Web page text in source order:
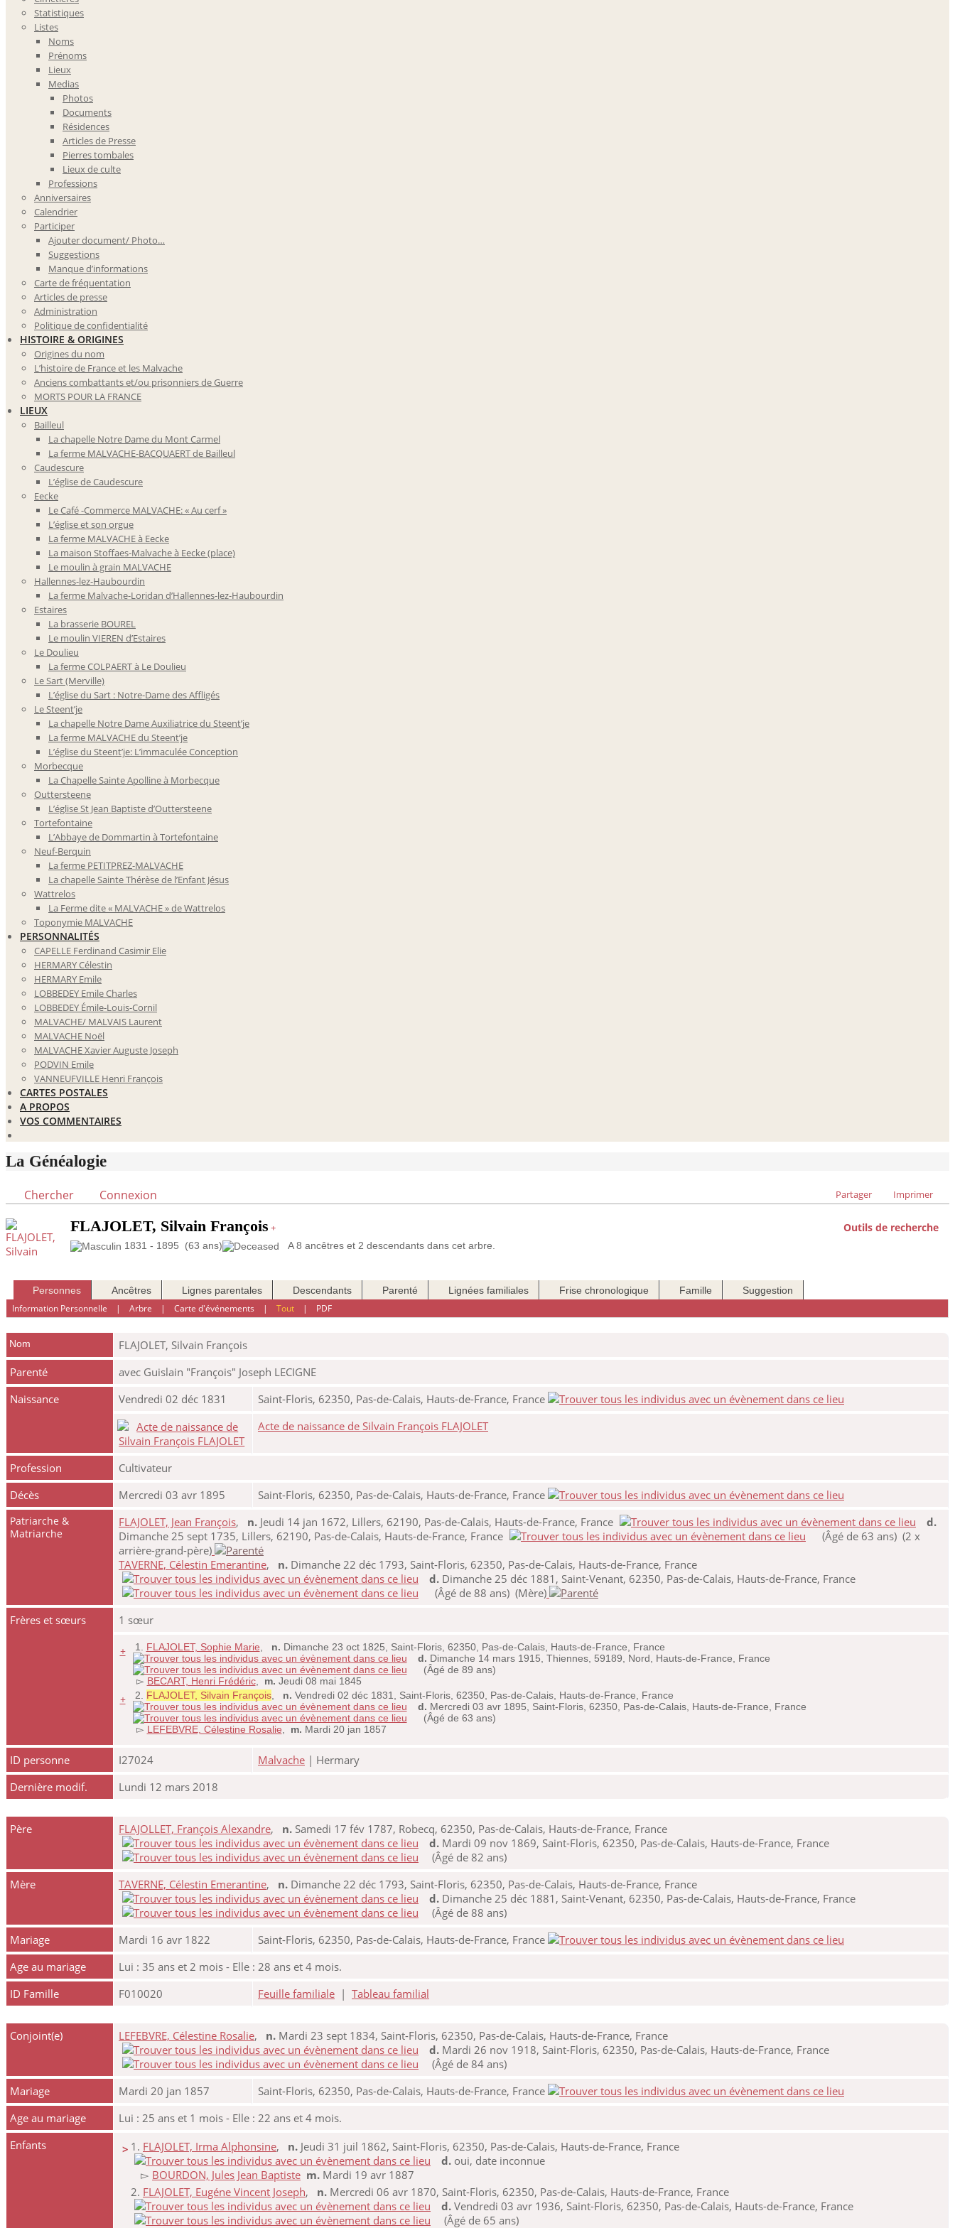
Statistiques
Listes
Noms
Prénoms
Lieux
Medias
Photos
Documents
Résidences
Articles de Presse
Pierres tombales
Lieux de culte
Professions
Anniversaires
Calendrier
Participer
Ajouter document/ Photo…
Suggestions
Manque d’informations
Carte de fréquentation
Articles de presse
Administration
Politique de confidentialité
HISTOIRE & ORIGINES
Origines du nom
L’histoire de France et les Malvache
Anciens combattants et/ou prisonniers de Guerre
MORTS POUR LA FRANCE
LIEUX
Bailleul
La chapelle Notre Dame du Mont Carmel
La ferme MALVACHE-BACQUAERT de Bailleul
Caudescure
L’église de Caudescure
Eecke
Le Café -Commerce MALVACHE: « Au cerf »
L’église et son orgue
La ferme MALVACHE à Eecke
La maison Stoffaes-Malvache à Eecke (place)
Le moulin à grain MALVACHE
Hallennes-lez-Haubourdin
La ferme Malvache-Loridan d’Hallennes-lez-Haubourdin
Estaires
La brasserie BOUREL
Le moulin VIEREN d’Estaires
Le Doulieu
La ferme COLPAERT à Le Doulieu
Le Sart (Merville)
L’église du Sart : Notre-Dame des Affligés
Le Steent’je
La chapelle Notre Dame Auxiliatrice du Steent’je
La ferme MALVACHE du Steent’je
L’église du Steent’je: L’immaculée Conception
Morbecque
La Chapelle Sainte Apolline à Morbecque
Outtersteene
L’église St Jean Baptiste d’Outtersteene
Tortefontaine
L’Abbaye de Dommartin à Tortefontaine
Neuf-Berquin
La ferme PETITPREZ-MALVACHE
La chapelle Sainte Thérèse de l’Enfant Jésus
Wattrelos
La Ferme dite « MALVACHE » de Wattrelos
Toponymie MALVACHE
PERSONNALITÉS
CAPELLE Ferdinand Casimir Elie
HERMARY Célestin
HERMARY Emile
LOBBEDEY Emile Charles
LOBBEDEY Émile-Louis-Cornil
MALVACHE/ MALVAIS Laurent
MALVACHE Noël
MALVACHE Xavier Auguste Joseph
PODVIN Emile
VANNEUFVILLE Henri François
CARTES POSTALES
A PROPOS
VOS COMMENTAIRES
La Généalogie
Chercher Connexion Partager Imprimer
Outils de recherche
FLAJOLET, Silvain François +
1831 - 1895 (63 ans) A 8 ancêtres et 2 descendants dans cet arbre.
Personnes Ancêtres Lignes parentales Descendants Parenté Lignées familiales Frise chronologique Famille Suggestion
Information Personnelle |Arbre |Carte d'événements |Tout | PDF
Nom FLAJOLET, Silvain François
Parenté
avec Guislain "François" Joseph LECIGNE
Naissance
Vendredi 02 déc 1831
Saint-Floris, 62350, Pas-de-Calais, Hauts-de-France, France
Acte de naissance de Silvain François FLAJOLET
Profession
Cultivateur
Décès
Mercredi 03 avr 1895 Saint-Floris, 62350, Pas-de-Calais, Hauts-de-France, France
Patriarche &
Matriarche
FLAJOLET, Jean François, n. Jeudi 14 jan 1672, Lillers, 62190, Pas-de-Calais, Hauts-de-France, France
d.
Dimanche 25 sept 1735, Lillers, 62190, Pas-de-Calais, Hauts-de-France, France
(Âgé de 63 ans) (2 x
arrière-grand-père)
TAVERNE, Célestin Emerantine, n. Dimanche 22 déc 1793, Saint-Floris, 62350, Pas-de-Calais, Hauts-de-France, France
d. Dimanche 25 déc 1881, Saint-Venant, 62350, Pas-de-Calais, Hauts-de-France, France
(Âgé de 88 ans) (Mère)
Frères et sœurs
1 sœur
+ 1. FLAJOLET, Sophie Marie, n. Dimanche 23 oct 1825, Saint-Floris, 62350, Pas-de-Calais, Hauts-de-France, France
d. Dimanche 14 mars 1915, Thiennes, 59189, Nord, Hauts-de-France, France
(Âgé de 89 ans)
▻ BECART, Henri Frédéric, m. Jeudi 08 mai 1845
+ 2. FLAJOLET, Silvain François, n. Vendredi 02 déc 1831, Saint-Floris, 62350, Pas-de-Calais, Hauts-de-France, France
d. Mercredi 03 avr 1895, Saint-Floris, 62350, Pas-de-Calais, Hauts-de-France, France
(Âgé de 63 ans)
▻ LEFEBVRE, Célestine Rosalie, m. Mardi 20 jan 1857
ID personne I27024 Malvache | Hermary
Dernière modif.
Lundi 12 mars 2018
Père FLAJOLLET, François Alexandre, n. Samedi 17 fév 1787, Robecq, 62350, Pas-de-Calais, Hauts-de-France, France
d. Mardi 09 nov 1869, Saint-Floris, 62350, Pas-de-Calais, Hauts-de-France, France
(Âgé de 82 ans)
Mère
TAVERNE, Célestin Emerantine, n. Dimanche 22 déc 1793, Saint-Floris, 62350, Pas-de-Calais, Hauts-de-France, France
d. Dimanche 25 déc 1881, Saint-Venant, 62350, Pas-de-Calais, Hauts-de-France, France
(Âgé de 88 ans)
Mariage
Mardi 16 avr 1822
Saint-Floris, 62350, Pas-de-Calais, Hauts-de-France, France
Age au mariage
Lui : 35 ans et 2 mois - Elle : 28 ans et 4 mois.
ID Famille
F010020 Feuille familiale | Tableau familial
Conjoint(e) LEFEBVRE, Célestine Rosalie, n. Mardi 23 sept 1834, Saint-Floris, 62350, Pas-de-Calais, Hauts-de-France, France
d. Mardi 26 nov 1918, Saint-Floris, 62350, Pas-de-Calais, Hauts-de-France, France
(Âgé de 84 ans)
Mariage
Mardi 20 jan 1857
Saint-Floris, 62350, Pas-de-Calais, Hauts-de-France, France
Age au mariage
Lui : 25 ans et 1 mois - Elle : 22 ans et 4 mois.
Enfants
> 1. FLAJOLET, Irma Alphonsine, n. Jeudi 31 juil 1862, Saint-Floris, 62350, Pas-de-Calais, Hauts-de-France, France
d. oui, date inconnue
▻ BOURDON, Jules Jean Baptiste m. Mardi 19 avr 1887
2. FLAJOLET, Eugéne Vincent Joseph, n. Mercredi 06 avr 1870, Saint-Floris, 62350, Pas-de-Calais, Hauts-de-France, France
d. Vendredi 03 avr 1936, Saint-Floris, 62350, Pas-de-Calais, Hauts-de-France, France
(Âgé de 65 ans)